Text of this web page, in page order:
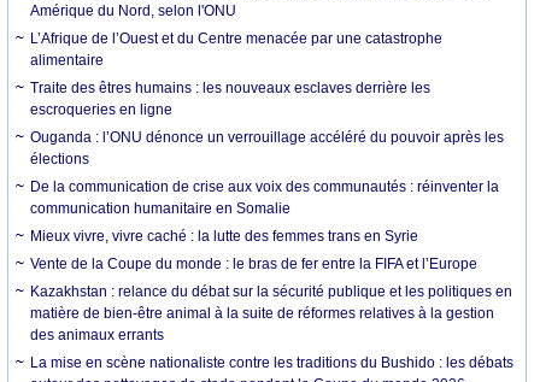
Amérique du Nord, selon l'ONU
L’Afrique de l’Ouest et du Centre menacée par une catastrophe
alimentaire
Traite des êtres humains : les nouveaux esclaves derrière les
escroqueries en ligne
Ouganda : l’ONU dénonce un verrouillage accéléré du pouvoir après les
élections
De la communication de crise aux voix des communautés : réinventer la
communication humanitaire en Somalie
Mieux vivre, vivre caché : la lutte des femmes trans en Syrie
Vente de la Coupe du monde : le bras de fer entre la FIFA et l’Europe
Kazakhstan : relance du débat sur la sécurité publique et les politiques en
matière de bien-être animal à la suite de réformes relatives à la gestion
des animaux errants
La mise en scène nationaliste contre les traditions du Bushido : les débats